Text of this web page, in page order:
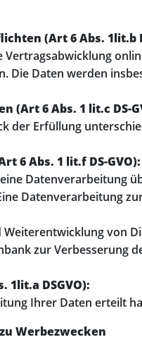
(Art 6 Abs. 1lit.b
Die Daten werden
6 Abs. 1 lit.c DS-
der Erfüllung
6 Abs. 1 lit.f DS-GVO):
Datenverarbeitung
Datenverarbeitung
von
zur Verbesserung
1lit.a DSGVO):
Ihrer Daten erteilt
Werbezwecken